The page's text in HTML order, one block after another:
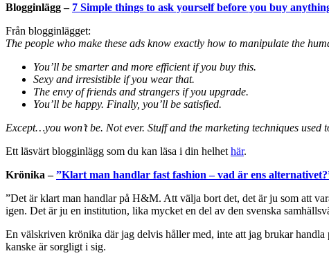
Blogginlägg – 7 Simple things to ask yourself before you buy
Från blogginlägget:
The people who make these ads know exactly how to manipulate the
You’ll be smarter and more efficient if you buy this.
Sexy and irresistible if you wear that.
The envy of friends and strangers if you upgrade.
You’ll be happy. Finally, you’ll be satisfied.
Except…you won’t be. Not ever. Stuff and the marketing techniques
Ett läsvärt blogginlägg som du kan läsa i din helhet här.
Krönika –”Klart man handlar fast fashion – vad är ens
”Det är klart man handlar på H&M. Att välja bort det, det är ju som att
igen. Det är ju en institution, lika mycket en del av den svenska
En välskriven krönika där jag delvis håller med, inte att jag brukar
kanske är sorgligt i sig.